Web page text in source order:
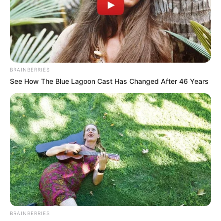
BRAINBERRIES
See How The Blue Lagoon Cast Has Changed After 46 Years
BRAINBERRIES